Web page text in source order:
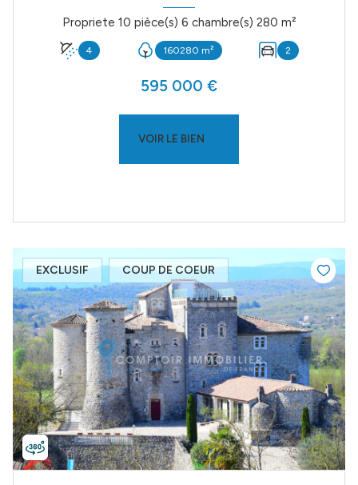
Propriete 10 pièce(s) 6 chambre(s) 280 m²
4 160280 m² 2
595 000 €
VOIR LE BIEN
EXCLUSIF COUP DE COEUR